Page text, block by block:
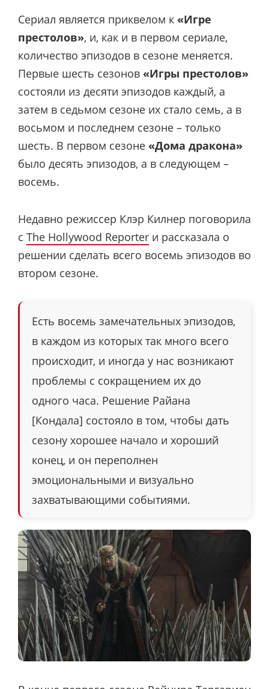
Сериал является приквелом к «Игре
престолов», и, как и в первом сериале,
количество эпизодов в сезоне меняется.
Первые шесть сезонов «Игры престолов»
состояли из десяти эпизодов каждый, а
затем в седьмом сезоне их стало семь, а в
восьмом и последнем сезоне – только
шесть. В первом сезоне «Дома дракона»
было десять эпизодов, а в следующем –
восемь.
Недавно режиссер Клэр Килнер поговорила
с The Hollywood Reporter и рассказала о
решении сделать всего восемь эпизодов во
втором сезоне.
Есть восемь замечательных эпизодов,
в каждом из которых так много всего
происходит, и иногда у нас возникают
проблемы с сокращением их до
одного часа. Решение Райана
[Кондала] состояло в том, чтобы дать
сезону хорошее начало и хороший
конец, и он переполнен
эмоциональными и визуально
захватывающими событиями.